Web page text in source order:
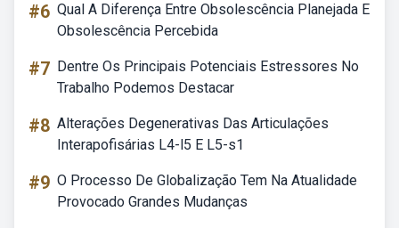
#6 Qual A Diferença Entre Obsolescência Planejada E
Obsolescência Percebida
#7 Dentre Os Principais Potenciais Estressores No
Trabalho Podemos Destacar
#8 Alterações Degenerativas Das Articulações
Interapofisárias L4-l5 E L5-s1
#9 O Processo De Globalização Tem Na Atualidade
Provocado Grandes Mudanças